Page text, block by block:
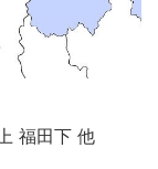
福田下 他